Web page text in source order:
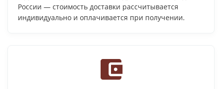
России — стоимость доставки рассчитывается
индивидуально и оплачивается при получении.